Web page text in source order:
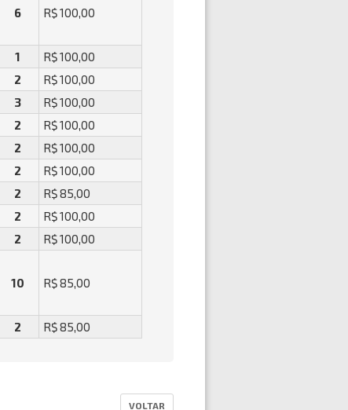
6 R$ 100,00
1
R$ 100,00
2
R$ 100,00
3
R$ 100,00
2
R$ 100,00
2
R$ 100,00
2
R$ 100,00
2
R$ 85,00
2
R$ 100,00
2 R$ 100,00
10 R$ 85,00
2 R$ 85,00
VOLTAR